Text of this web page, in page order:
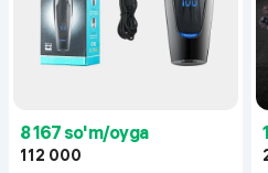
8 167 so'm/oyga
112 000